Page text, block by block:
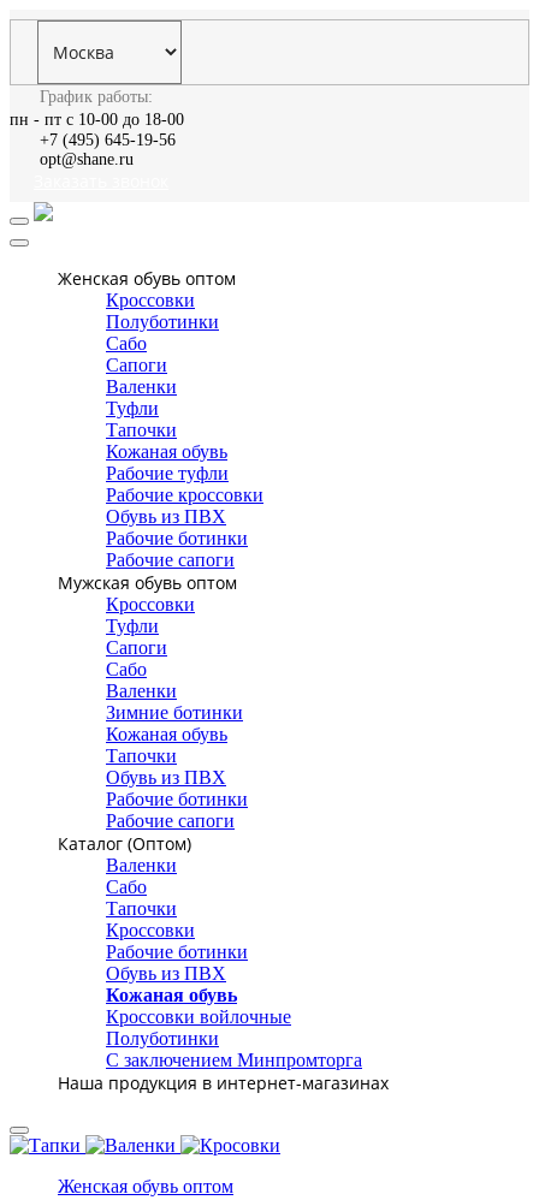
График работы:
пн - пт с 10-00 до 18-00
+7 (495) 645-19-56
opt@shane.ru
Женская обувь оптом
Кроссовки
Полуботинки
Сабо
Сапоги
Валенки
Туфли
Тапочки
Кожаная обувь
Рабочие туфли
Рабочие кроссовки
Обувь из ПВХ
Рабочие ботинки
Рабочие сапоги
Мужская обувь оптом
Кроссовки
Туфли
Сапоги
Сабо
Валенки
Зимние ботинки
Кожаная обувь
Тапочки
Обувь из ПВХ
Рабочие ботинки
Рабочие сапоги
Каталог (Оптом)
Валенки
Сабо
Тапочки
Кроссовки
Рабочие ботинки
Обувь из ПВХ
Кожаная обувь
Кроссовки войлочные
Полуботинки
С заключением Минпромторга
Наша продукция в интернет-магазинах
Женская обувь оптом